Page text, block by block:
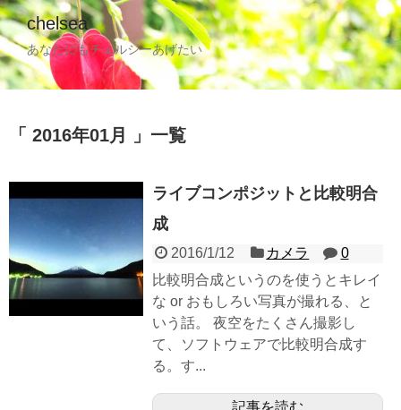
chelsea
あなたにもチェルシーあげたい
2016年01月 一覧
ライブコンポジットと比較明合
成
2016/1/12 カメラ
0
比較明合成というのを使うとキレイ
な or おもしろい写真が撮れる、と
いう話。 夜空をたくさん撮影し
て、ソフトウェアで比較明合成す
る。す...
記事を読む